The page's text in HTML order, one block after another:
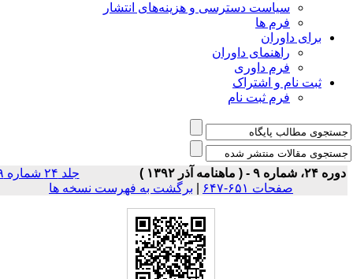
سیاست دسترسی و هزینه‌های انتشار
فرم ها
برای داوران
راهنمای داوران
فرم داوری
ثبت نام و اشتراک
فرم ثبت نام
شماره ۹ - ( ماهنامه آذر ۱۳۹۲ )
جلد ۲۴ شماره ۹
صفحات ۶۵۱-۶۴۷
| برگشت به فهرست نسخه ها